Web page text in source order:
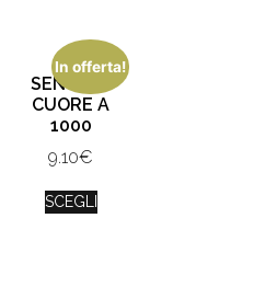
In offerta!
SENTO IL
CUORE A
1000
9.10€
SCEGLI